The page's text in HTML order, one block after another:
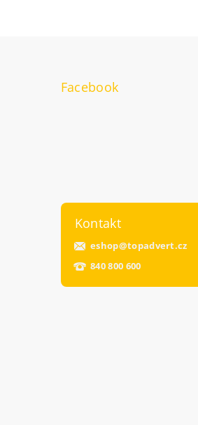
Facebook
Kontakt
eshop@topadvert.cz
840 800 600